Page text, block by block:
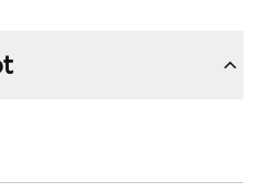
paikan päälle!